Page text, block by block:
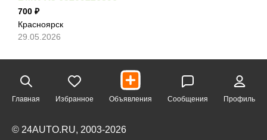
700
Красноярск
29.05.2026
Главная Избранное Объявления Сообщения Профиль
© 24AUTO.RU, 2003-2026